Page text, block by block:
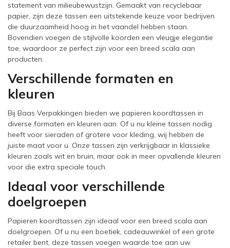
statement van milieubewustzijn. Gemaakt van recyclebaar
papier, zijn deze tassen een uitstekende keuze voor bedrijven
die duurzaamheid hoog in het vaandel hebben staan.
Bovendien voegen de stijlvolle koorden een vleugje elegantie
toe, waardoor ze perfect zijn voor een breed scala aan
producten.
Verschillende formaten en
kleuren
Bij Baas Verpakkingen bieden we papieren koordtassen in
diverse formaten en kleuren aan. Of u nu kleine tassen nodig
heeft voor sieraden of grotere voor kleding, wij hebben de
juiste maat voor u. Onze tassen zijn verkrijgbaar in klassieke
kleuren zoals wit en bruin, maar ook in meer opvallende kleuren
voor die extra speciale touch.
Ideaal voor verschillende
doelgroepen
Papieren koordtassen zijn ideaal voor een breed scala aan
doelgroepen. Of u nu een boetiek, cadeauwinkel of een grote
retailer bent, deze tassen voegen waarde toe aan uw